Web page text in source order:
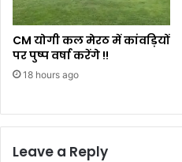
CM योगी कल मेरठ में कांवड़ियों
पर पुष्प वर्षा करेंगे !!
18 hours ago
Leave a Reply